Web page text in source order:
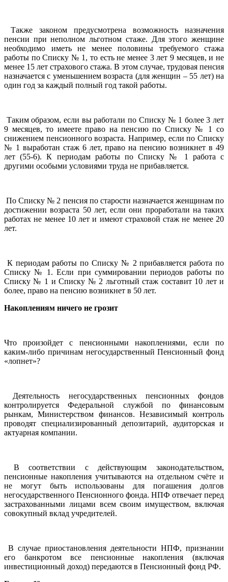
Также законом предусмотрена возможность назначения
пенсии при неполном льготном стаже. Для этого женщине
необходимо иметь не менее половины требуемого стажа
работы по Списку № 1, то есть не менее 3 лет 9 месяцев, и не
менее 15 лет страхового стажа. В этом случае, трудовая пенсия
назначается с уменьшением возраста (для женщин – 55 лет) на
один год за каждый полный год такой работы.
Таким образом, если вы работали по Списку № 1 более 3 лет
9 месяцев, то имеете право на пенсию по Списку № 1 со
снижением пенсионного возраста. Например, если по Списку
№ 1 выработан стаж 6 лет, право на пенсию возникнет в 49
лет (55-6). К периодам работы по Списку № 1 работа с
другими особыми условиями труда не прибавляется.
По Списку № 2 пенсия по старости назначается женщинам по
достижении возраста 50 лет, если они проработали на таких
работах не менее 10 лет и имеют страховой стаж не менее 20
лет.
К периодам работы по Списку № 2 прибавляется работа по
Списку № 1. Если при суммировании периодов работы по
Списку № 1 и Списку № 2 льготный стаж составит 10 лет и
более, право на пенсию возникнет в 50 лет.
Накоплениям ничего не грозит
Что произойдет с пенсионными накоплениями, если по
каким-либо причинам негосударственный Пенсионный фонд
«лопнет»?
Деятельность негосударственных пенсионных фондов
контролируется Федеральной службой по финансовым
рынкам, Министерством финансов. Независимый контроль
проводят специализированный депозитарий, аудиторская и
актуарная компании.
В соответствии с действующим законодательством,
пенсионные накопления учитываются на отдельном счёте и
не могут быть использованы для погашения долгов
негосударственного Пенсионного фонда. НПФ отвечает перед
застрахованными лицами всем своим имуществом, включая
совокупный вклад учредителей.
В случае приостановления деятельности НПФ, признании
его банкротом все пенсионные накопления (включая
инвестиционный доход) передаются в Пенсионный фонд РФ.